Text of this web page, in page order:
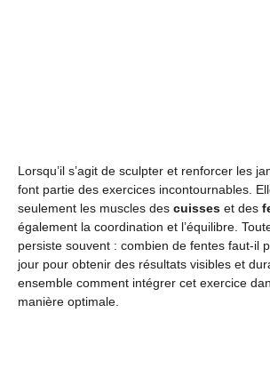
Lorsqu’il s’agit de sculpter et renforcer les
font partie des exercices incontournables.
seulement les muscles des cuisses et des
également la coordination et l’équilibre.
persiste souvent : combien de fentes faut-il
jour pour obtenir des résultats visibles et
ensemble comment intégrer cet exercice
manière optimale.